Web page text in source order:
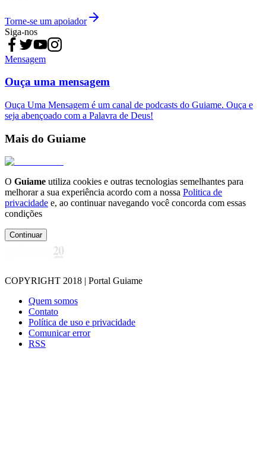
Torne-se um apoiador
Siga-nos
Mensagem
Ouça uma mensagem
Ouça Uma Mensagem é um canal de podcasts do Guiame. Ouça e
seja abençoado com a Palavra de Deus!
Mais do Guiame
O Guiame utiliza cookies e outras tecnologias semelhantes para
melhorar a sua experiência acordo com a nossa Politica de
privacidade e, ao continuar navegando você concorda com essas
condições
Continuar
COPYRIGHT 2018 | Portal Guiame
Quem somos
Contato
Política de uso e privacidade
Comunicar error
RSS